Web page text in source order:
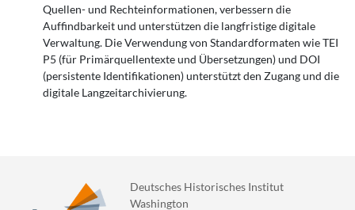
Quellen- und Rechteinformationen, verbessern die
Auffindbarkeit und unterstützen die langfristige digitale
Verwaltung. Die Verwendung von Standardformaten wie TEI
P5 (für Primärquellentexte und Übersetzungen) und DOI
(persistente Identifikationen) unterstützt den Zugang und die
digitale Langzeitarchivierung.
Deutsches Historisches Institut
Washington